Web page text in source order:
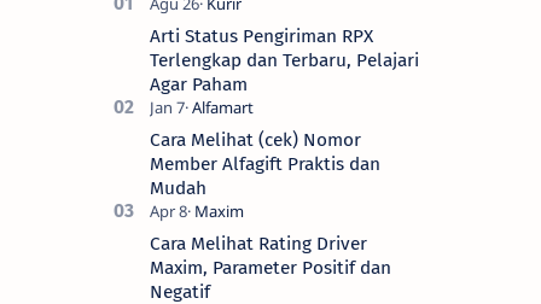
Arti Status Pengiriman RPX
Terlengkap dan Terbaru, Pelajari
Agar Paham
Cara Melihat (cek) Nomor
Member Alfagift Praktis dan
Mudah
Cara Melihat Rating Driver
Maxim, Parameter Positif dan
Negatif